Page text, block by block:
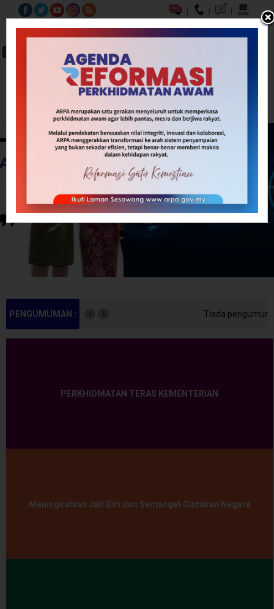
| | |
A- A A+ BM EN
PENGUMUMAN :
masa ini. Tiada pengumuman buat
PERKHIDMATAN TERAS KEMENTERIAN
Meningkatkan Jati Diri dan Semangat Cintakan Negara